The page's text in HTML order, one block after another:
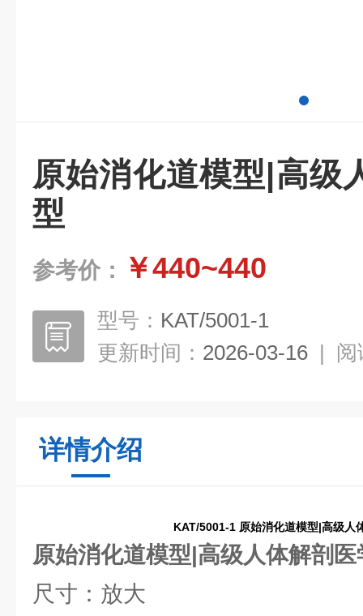
原始消化道模型|高级
型
参考价： ￥440~440
型号： KAT/5001-1
更新时间： 2026-03-16 | 阅
详情介绍
KAT/5001-1 原始消化道模型|高级人
原始消化道模型|高级人体解剖医
尺寸：放大